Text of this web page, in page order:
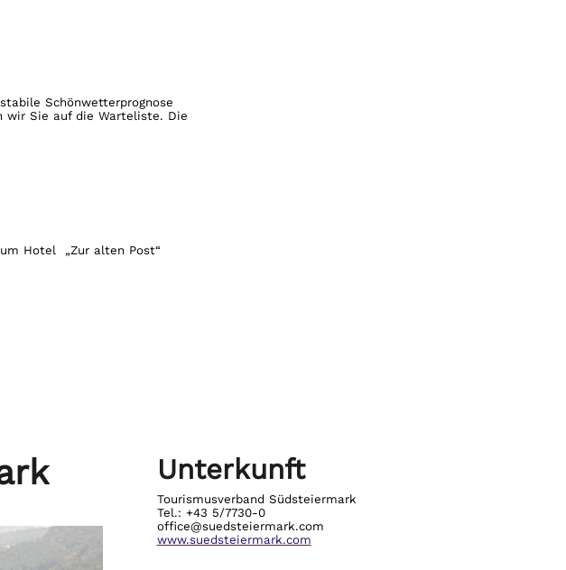
Schönwetterprognose
wir Sie auf die Warteliste. Die
Hotel
„Zur alten Post“
Unterkunft
Tourismusverband Südsteiermark
Tel.: +43 5/7730-0
office@suedsteiermark.com
www.suedsteiermark.com